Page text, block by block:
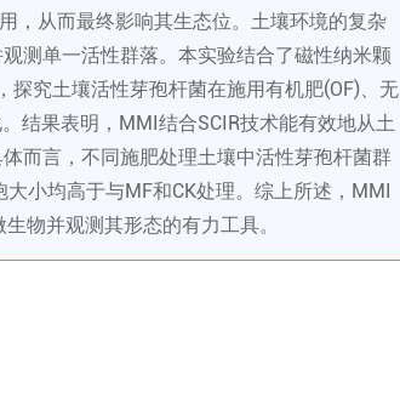
，从而最终影响其生态位。土壤环境的复杂
测单一活性群落。本实验结合了磁性纳米颗
究土壤活性芽孢杆菌在施用有机肥(OF)、无
结果表明，MMI结合SCIR技术能有效地从土
而言，不同施肥处理土壤中活性芽孢杆菌群
小均高于与MF和CK处理。综上所述，MMI
物并观测其形态的有力工具。